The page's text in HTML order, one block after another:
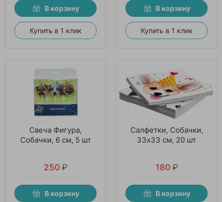
В корзину
Купить в 1 клик
В корзину
Купить в 1 клик
Свеча Фигура,
Собачки, 6 см, 5 шт
250 ₽
В корзину
Салфетки, Собачки,
33х33 см, 20 шт
180 ₽
В корзину